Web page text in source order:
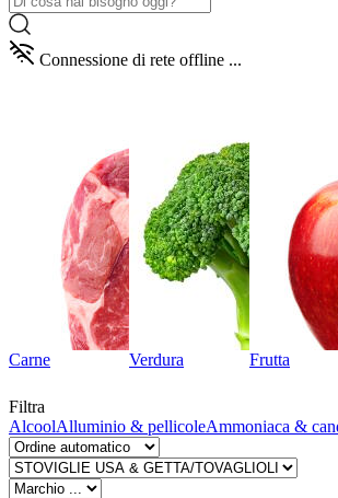
Connessione di rete offline ...
Carne Verdura Frutta
Filtra
AlcoolAlluminio & pellicoleAmmoniaca &